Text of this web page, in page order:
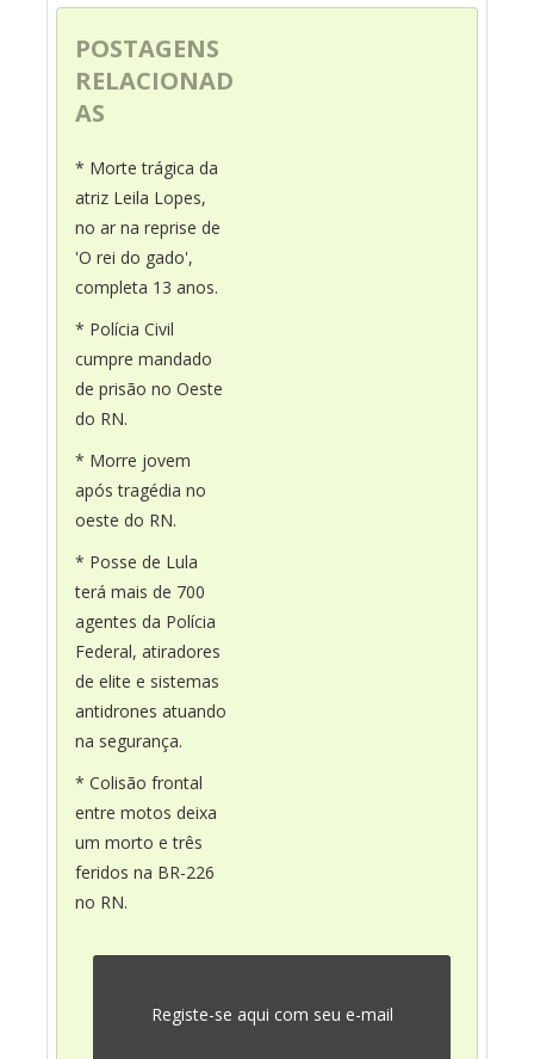
POSTAGENS
RELACIONAD
AS
* Morte trágica da
atriz Leila Lopes,
no ar na reprise de
'O rei do gado',
completa 13 anos.
* Polícia Civil
cumpre mandado
de prisão no Oeste
do RN.
* Morre jovem
após tragédia no
oeste do RN.
* Posse de Lula
terá mais de 700
agentes da Polícia
Federal, atiradores
de elite e sistemas
antidrones atuando
na segurança.
* Colisão frontal
entre motos deixa
um morto e três
feridos na BR-226
no RN.
Registe-se aqui com seu e-mail